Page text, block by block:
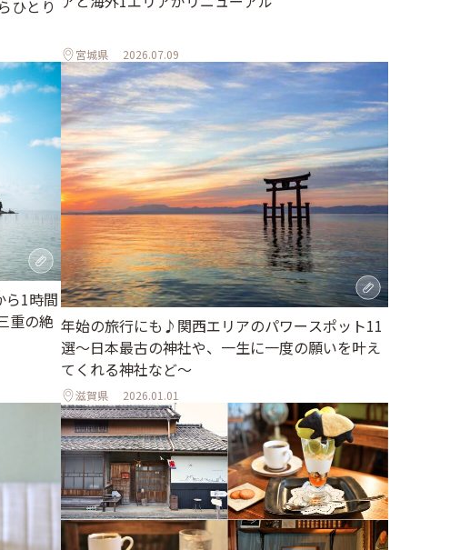
ひとり
宮城県 2026.07.09
ら1時間
重の絶 年始の旅行にも♪関西エリアのパワースポット11
選～日本最古の神社や、一生に一度の願いを叶え
てくれる神社など～
滋賀県 2026.01.01